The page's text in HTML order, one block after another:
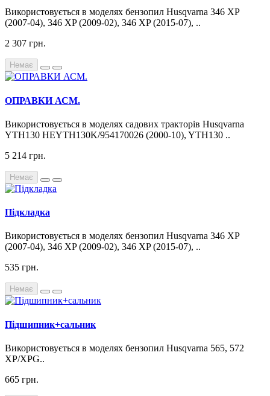
Використовується в моделях бензопил Husqvarna 346 XP
(2007-04), 346 XP (2009-02), 346 XP (2015-07), ..
2 307 грн.
Немає
ОПРАВКИ АСМ.
Використовується в моделях садових тракторів Husqvarna
YTH130 HEYTH130K/954170026 (2000-10), YTH130 ..
5 214 грн.
Немає
Підкладка
Використовується в моделях бензопил Husqvarna 346 XP
(2007-04), 346 XP (2009-02), 346 XP (2015-07), ..
535 грн.
Немає
Підшипник+сальник
Використовується в моделях бензопил Husqvarna 565, 572
XP/XPG..
665 грн.